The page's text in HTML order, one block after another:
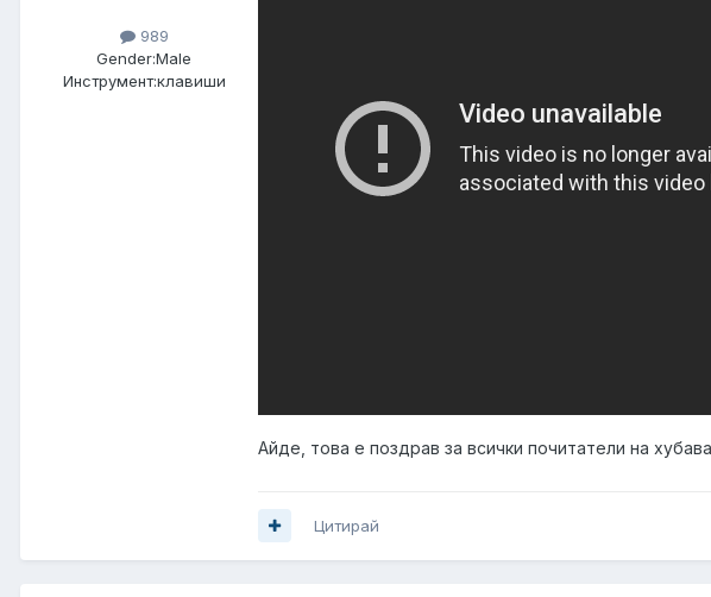
989
Gender:Male
Инструмент:клавиши
Айде, това е поздрав за всички почитатели на
Цитирай